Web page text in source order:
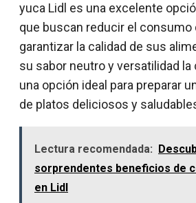
yuca Lidl es una excelente
que buscan reducir el consumo
garantizar la calidad de sus
su sabor neutro y versatilidad la
una opción ideal para preparar
de platos deliciosos y
Lectura recomendada:
sorprendentes beneficios de
en Lidl